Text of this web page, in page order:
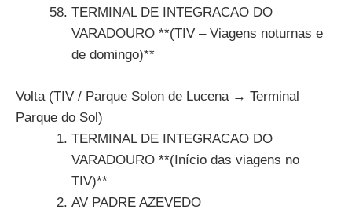
TERMINAL DE INTEGRACAO DO
VARADOURO **(TIV – Viagens noturnas e
de domingo)**
Volta (TIV / Parque Solon de Lucena → Terminal
Parque do Sol)
TERMINAL DE INTEGRACAO DO
VARADOURO **(Início das viagens no
TIV)**
AV PADRE AZEVEDO